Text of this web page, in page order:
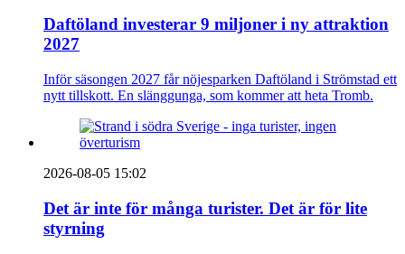
Daftöland investerar 9 miljoner i ny attraktion
2027
Inför säsongen 2027 får nöjesparken Daftöland i Strömstad ett
nytt tillskott. En slänggunga, som kommer att heta Tromb.
2026-08-05 15:02
Det är inte för många turister. Det är för lite
styrning